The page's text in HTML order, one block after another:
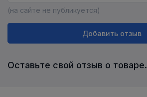
(на сайте не публикуется)
Добавить отзыв
Оставьте свой отзыв о товаре.